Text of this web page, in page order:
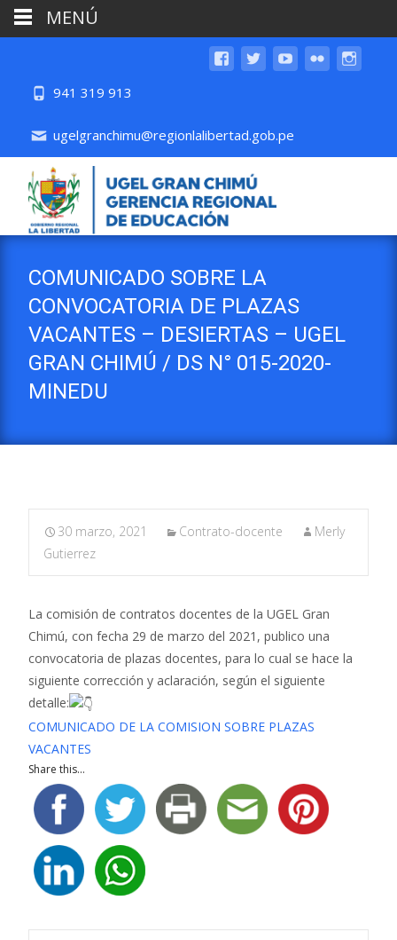
941 319 913
ugelgranchimu@regionlalibertad.gob.pe
COMUNICADO SOBRE LA
CONVOCATORIA DE PLAZAS
VACANTES – DESIERTAS – UGEL
GRAN CHIMÚ / DS N° 015-2020-
MINEDU
30 marzo, 2021 Contrato-docente
Merly
Gutierrez
La comisión de contratos docentes de la UGEL Gran
Chimú, con fecha 29 de marzo del 2021, publico una
convocatoria de plazas docentes, para lo cual se hace la
siguiente corrección y aclaración, según el siguiente
detalle:
COMUNICADO DE LA COMISION SOBRE PLAZAS
VACANTES
Share this...
MENÚ